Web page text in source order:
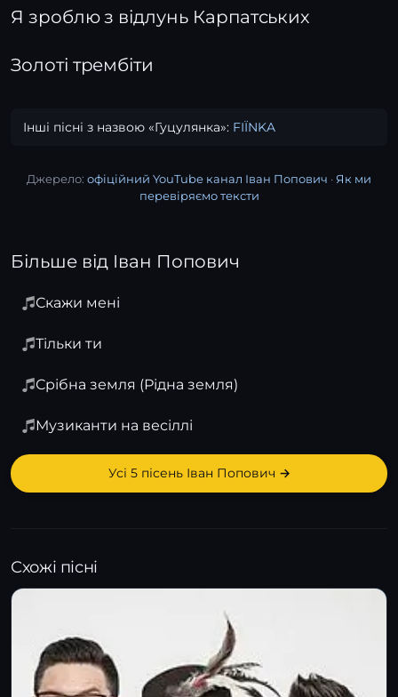
Я зроблю з відлунь Карпатських
Золоті трембіти
Інші пісні з назвою «Гуцулянка»: FIЇNKA
Джерело: офіційний YouTube канал Іван Попович · Як ми
перевіряємо тексти
Більше від Іван Попович
Скажи мені
Тільки ти
Срібна земля (Рідна земля)
Музиканти на весіллі
Усі 5 пісень Іван Попович →
Схожі пісні